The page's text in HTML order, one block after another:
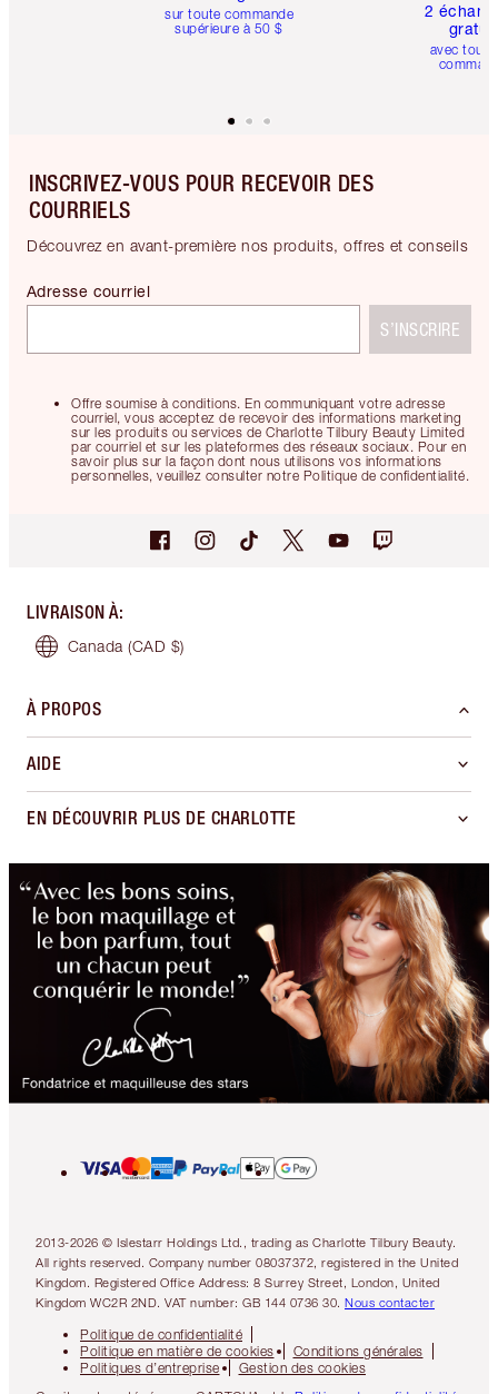
sur toute commande
supérieure à 50 $
2
avec
INSCRIVEZ-VOUS POUR RECEVOIR DES
COURRIELS
Découvrez en avant-première nos produits, offres et conseils
Offre soumise à conditions. En communiquant votre adresse
courriel, vous acceptez de recevoir des informations marketing
sur les produits ou services de Charlotte Tilbury Beauty Limited
par courriel et sur les plateformes des réseaux sociaux. Pour en
savoir plus sur la façon dont nous utilisons vos informations
personnelles, veuillez consulter notre Politique de confidentialité.
Adresse courriel
S’INSCRIRE
LIVRAISON À:
Canada (CAD $)
À PROPOS
AIDE
EN DÉCOUVRIR PLUS DE CHARLOTTE
2013-2026 © Islestarr Holdings Ltd., trading as Charlotte Tilbury Beauty.
All rights reserved. Company number 08037372, registered in the United
Kingdom. Registered Office Address: 8 Surrey Street, London, United
Kingdom WC2R 2ND. VAT number: GB 144 0736 30. Nous contacter
Politique de confidentialité
Politique en matière de cookies
Conditions générales
Politiques d’entreprise
Gestion des cookies